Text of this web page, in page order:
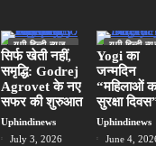
विरोध करने पर नैना ने
कुचला सिर
Uphindinews
मोदी सरकार का दावार
blended petrol सस्ता
दाम में
Uphindinews
यूपी हिन्दी न्यूज
स्पेशल
सिर्फ खेती नहीं,
समृद्धि: Godrej
Agrovet के नए
सफर की शुरुआत
Uphindinews
July 3, 2026
यूपी हिन्दी
स्पेशल
लखनऊ
Yogi का
जन्मदिन
“महिलाओं
सुरक्षा
Uphindinews
June 4,